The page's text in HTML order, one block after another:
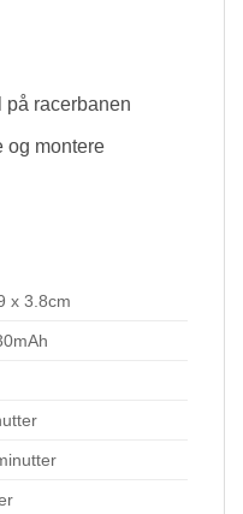
på racerbanen
og montere
x 3.8cm